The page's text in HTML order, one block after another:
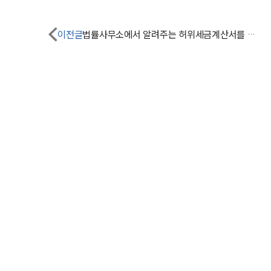
이전글 법률사무소에서 알려주는 허위세금계산서를 발급하게 된다면?